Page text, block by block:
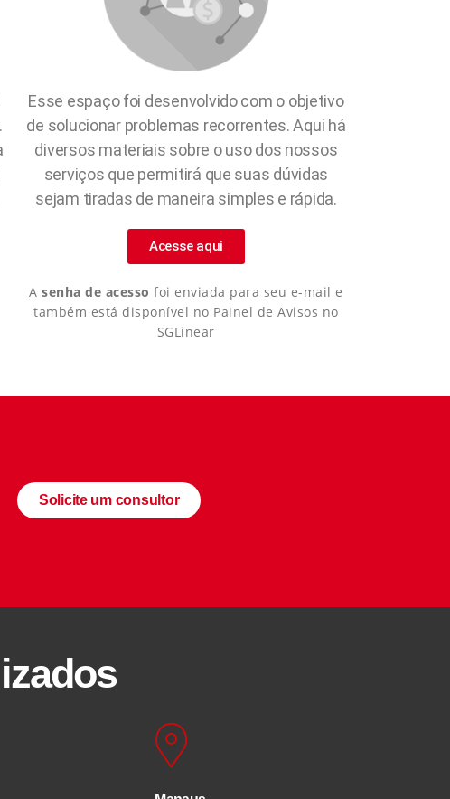
Esse espaço foi desenvolvido com o objetivo
de solucionar problemas recorrentes. Aqui há
diversos materiais sobre o uso dos nossos
serviços que permitirá que suas dúvidas
sejam tiradas de maneira simples e rápida.
Acesse aqui
Asenha de acessofoi enviada para seu e-mail e
também está disponível no Painel de Avisos no
SGLinear
Solicite um consultor